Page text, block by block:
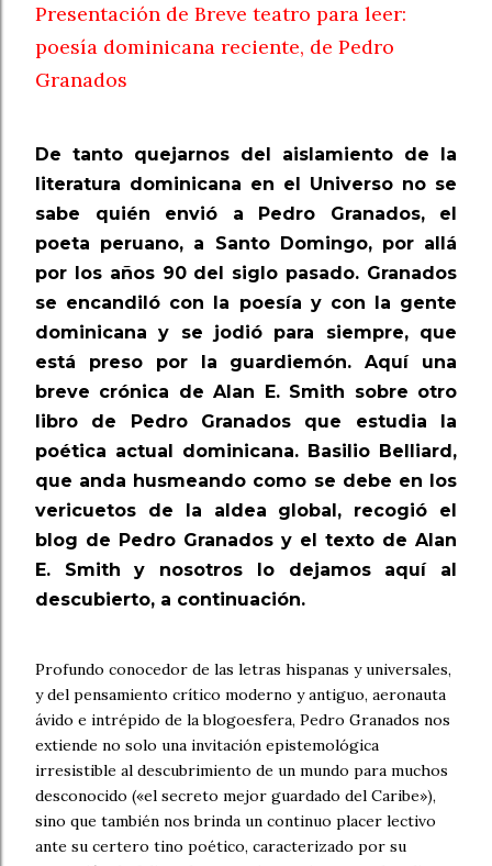
Presentación de Breve teatro para leer:
poesía dominicana reciente, de Pedro
Granados
De tanto quejarnos del aislamiento de la
literatura dominicana en el Universo no se
sabe quién envió a Pedro Granados, el
poeta peruano, a Santo Domingo, por allá
por los años 90 del siglo pasado. Granados
se encandiló con la poesía y con la gente
dominicana y se jodió para siempre, que
está preso por la guardiemón. Aquí una
breve crónica de Alan E. Smith sobre otro
libro de Pedro Granados que estudia la
poética actual dominicana. Basilio Belliard,
que anda husmeando como se debe en los
vericuetos de la aldea global, recogió el
blog de Pedro Granados y el texto de Alan
E. Smith y nosotros lo dejamos aquí al
descubierto, a continuación.
Profundo conocedor de las letras hispanas y universales,
y del pensamiento crítico moderno y antiguo, aeronauta
ávido e intrépido de la blogoesfera, Pedro Granados nos
extiende no solo una invitación epistemológica
irresistible al descubrimiento de un mundo para muchos
desconocido («el secreto mejor guardado del Caribe»),
sino que también nos brinda un continuo placer lectivo
ante su certero tino poético, caracterizado por su